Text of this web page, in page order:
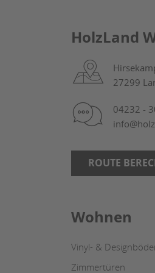
HolzLand
27299
04232 -
ROUTE
Wohnen
Vinyl- &
Zimmertüren